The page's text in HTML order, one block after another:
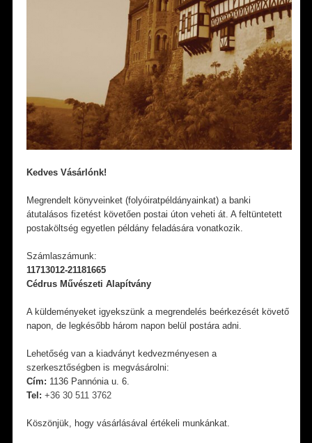
Kedves Vásárlónk!
Megrendelt könyveinket (folyóiratpéldányainkat) a banki
átutalásos fizetést követően postai úton veheti át. A feltüntetett
postaköltség egyetlen példány feladására vonatkozik.
Számlaszámunk:
11713012-21181665
Cédrus Művészeti Alapítvány
A küldeményeket igyekszünk a megrendelés beérkezését követő
napon, de legkésőbb három napon belül postára adni.
Lehetőség van a kiadványt kedvezményesen a
szerkesztőségben is megvásárolni:
Cím: 1136 Pannónia u. 6.
Tel: +36 30 511 3762
Köszönjük, hogy vásárlásával értékeli munkánkat.